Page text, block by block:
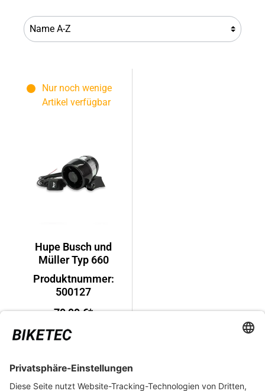
Nur noch wenige
Artikel verfügbar
Hupe Busch und
Müller Typ 660
Produktnummer:
500127
79,99 €*